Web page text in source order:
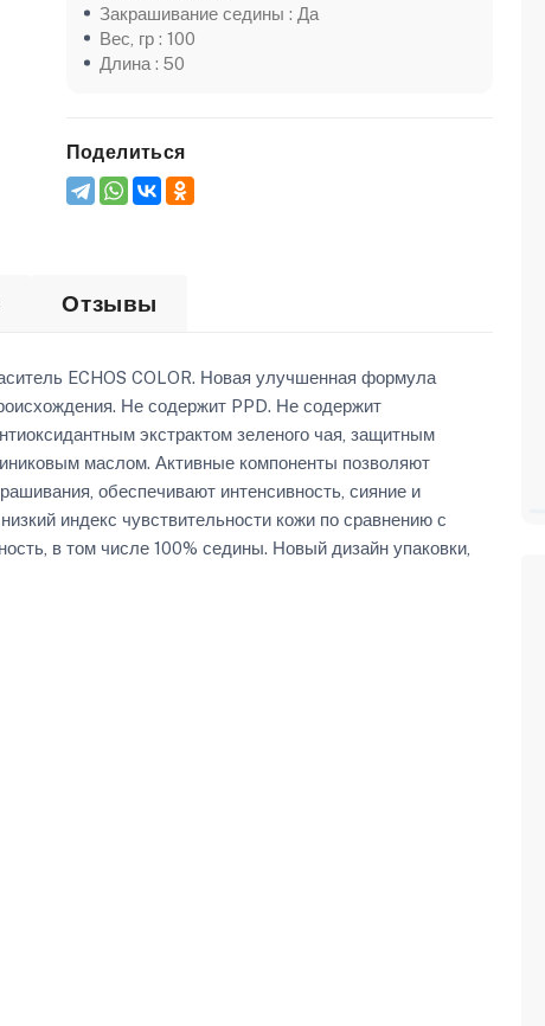
Закрашивание седины : Да
Вес, гр : 100
Длина : 50
Поделиться
Отзывы
ECHOS COLOR. Новая улучшенная формула
Не содержит PPD. Не содержит
экстрактом зеленого чая, защитным
маслом. Активные компоненты позволяют
обеспечивают интенсивность, сияние и
индекс чувствительности кожи по сравнению с
в том числе 100% седины. Новый дизайн упаковки,